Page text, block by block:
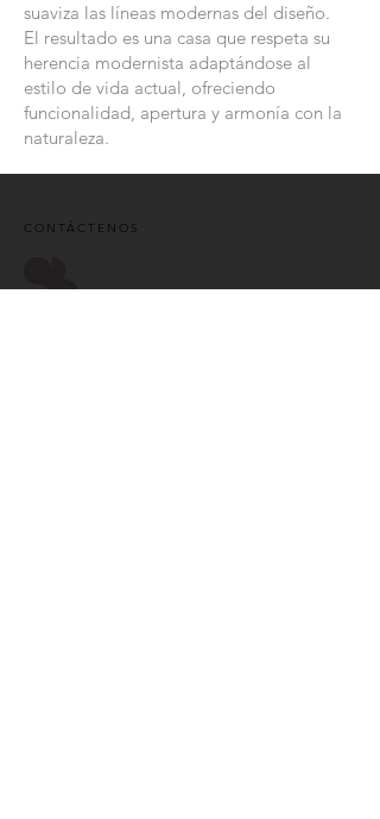
suaviza las líneas modernas del diseño.
El resultado es una casa que respeta su
herencia modernista adaptándose al
estilo de vida actual, ofreciendo
funcionalidad, apertura y armonía con la
naturaleza.
CONTÁCTENOS